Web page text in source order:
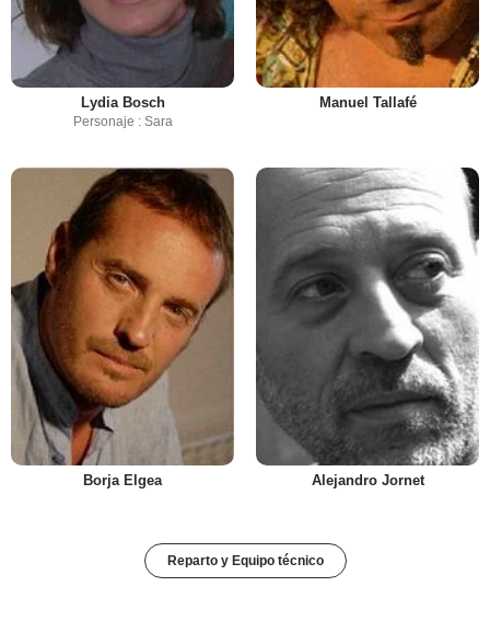
Lydia Bosch
Personaje : Sara
Manuel Tallafé
Borja Elgea Alejandro Jornet
Reparto y Equipo técnico